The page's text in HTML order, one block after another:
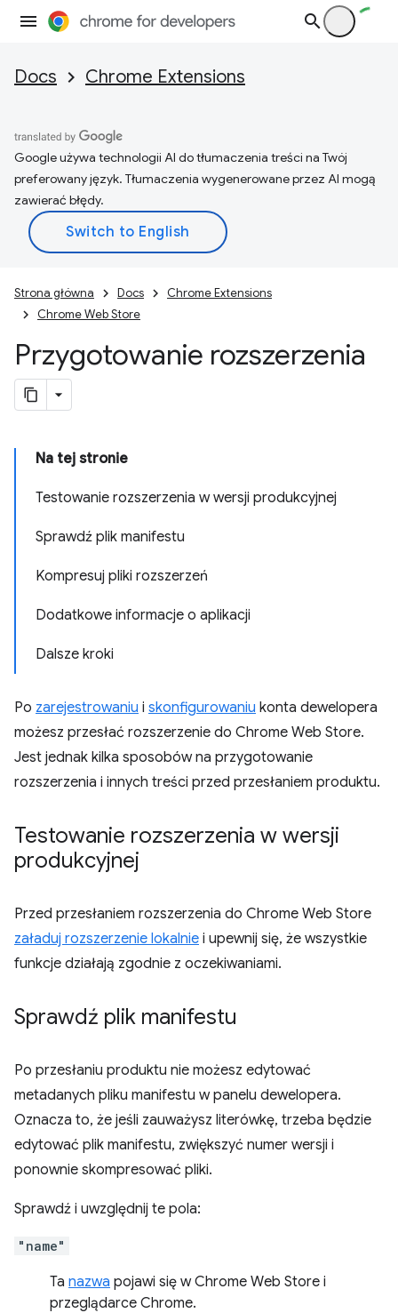
Docs Chrome Extensions
Google używa technologii AI do tłumaczenia treści na Twój
preferowany język. Tłumaczenia wygenerowane przez AI mogą
zawierać błędy.
Strona główna Docs
Chrome Extensions
Chrome Web Store
Przygotowanie rozszerzenia
Na tej stronie
Testowanie rozszerzenia w wersji produkcyjnej
Sprawdź plik manifestu
Kompresuj pliki rozszerzeń
Dodatkowe informacje o aplikacji
Dalsze kroki
Po zarejestrowaniu i skonfigurowaniu konta dewelopera
możesz przesłać rozszerzenie do Chrome Web Store.
Jest jednak kilka sposobów na przygotowanie
rozszerzenia i innych treści przed przesłaniem produktu.
Testowanie rozszerzenia w wersji
produkcyjnej
Przed przesłaniem rozszerzenia do Chrome Web Store
załaduj rozszerzenie lokalnie i upewnij się, że wszystkie
funkcje działają zgodnie z oczekiwaniami.
Sprawdź plik manifestu
Po przesłaniu produktu nie możesz edytować
metadanych pliku manifestu w panelu dewelopera.
Oznacza to, że jeśli zauważysz literówkę, trzeba będzie
edytować plik manifestu, zwiększyć numer wersji i
ponownie skompresować pliki.
Sprawdź i uwzględnij te pola:
"name"
Ta nazwa pojawi się w Chrome Web Store i
przeglądarce Chrome.